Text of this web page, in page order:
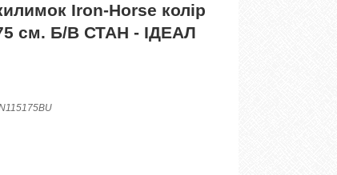
Iron-Horse колір
см. Б/В СТАН - ІДЕАЛ